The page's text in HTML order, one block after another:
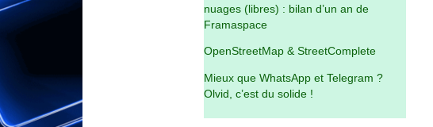
nuages (libres) : bilan d’un an de
Framaspace
OpenStreetMap & StreetComplete
Mieux que WhatsApp et Telegram ?
Olvid, c’est du solide !